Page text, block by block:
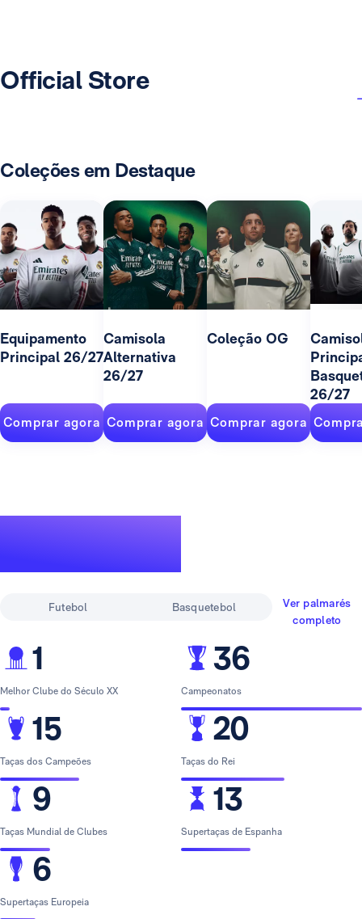
Official Store
Coleções em Destaque
Equipamento
Principal 26/27
Comprar agora
Camisola
Alternativa
26/27
Comprar agora
Coleção OG
Comprar agora
26/27
Futebol Basquetebol
Ver palmarés
completo
1
Melhor Clube do Século XX
15
Taças dos Campeões
9
Taças Mundial de Clubes
6
Supertaças Europeia
36
Campeonatos
20
Taças do Rei
13
Supertaças de Espanha